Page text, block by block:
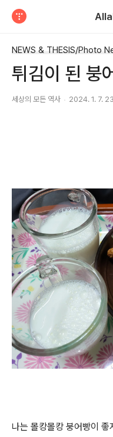
NEWS & THESIS/Photo
튀김이 된 붕
세상의 모든 역사 2024. 1. 7.
나는 몰캉몰캉 붕어빵이